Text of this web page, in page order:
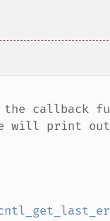
callback
will print